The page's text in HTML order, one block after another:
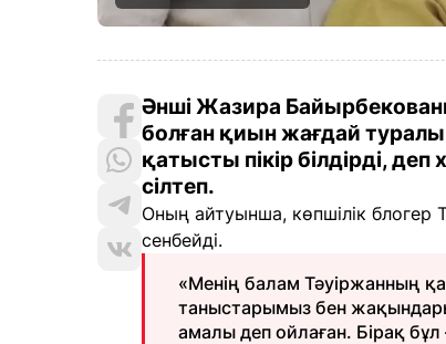
Әнші Жазира
болған қиын жағдай
қатысты пікір білдірді,
сілтеп.
Оның айтуынша, көпшілік
сенбейді.
«Менің балам Тәуіржанның
таныстарымыз бен
амалы деп ойлаған. Бірақ